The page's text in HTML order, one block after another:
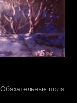
Обязательные поля